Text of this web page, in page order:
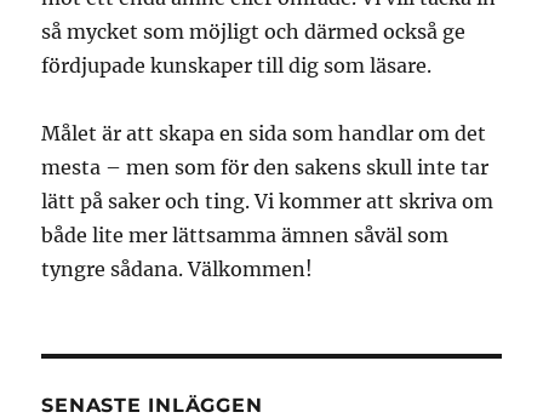
så mycket som möjligt och därmed också ge
fördjupade kunskaper till dig som läsare.
Målet är att skapa en sida som handlar om det
mesta – men som för den sakens skull inte tar
lätt på saker och ting. Vi kommer att skriva om
både lite mer lättsamma ämnen såväl som
tyngre sådana. Välkommen!
SENASTE INLÄGGEN